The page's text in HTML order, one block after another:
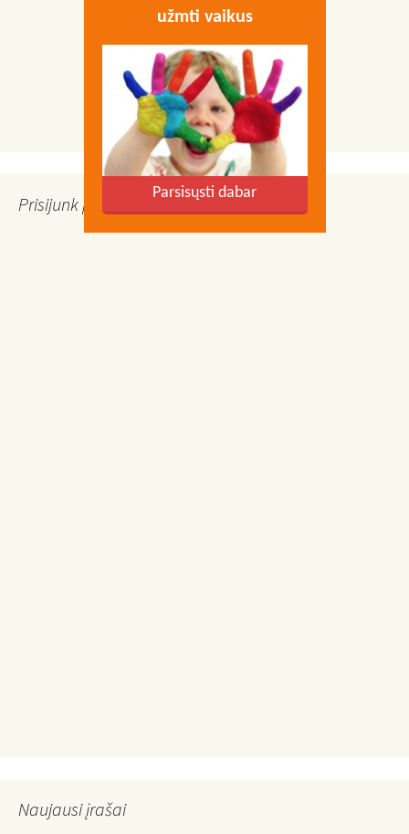
užmti vaikus
Parsisųsti dabar
Prisijunk prie Facebook
Naujausi įrašai